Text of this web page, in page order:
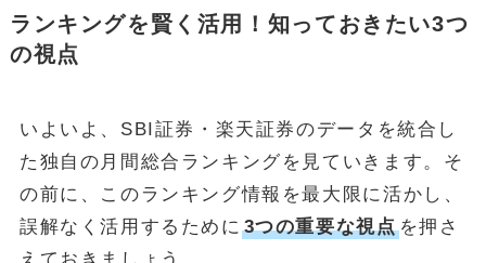
イド
ABOUT
お問い合わせ
ランキングを賢く活用！知っておきたい3つ
の視点
いよいよ、SBI証券・楽天証券のデータを統合し
た独自の月間総合ランキングを見ていきます。そ
の前に、このランキング情報を最大限に活かし、
誤解なく活用するために 3つの重要な視点を押さ
えておきましょう。